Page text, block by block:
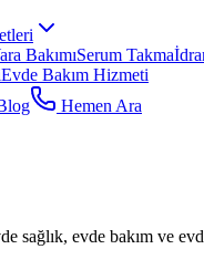
BakımıSerum Takma
Evde Bakım Hizmeti
Hemen Ara
sağlık, evde bakım ve